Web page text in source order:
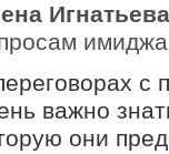
Игнатьева
с
важно
они